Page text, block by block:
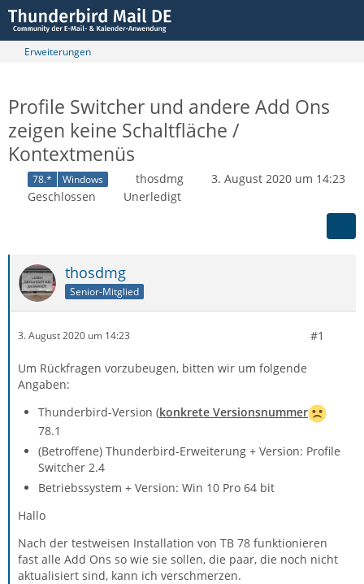
Erweiterungen
Profile Switcher und andere Add Ons
zeigen keine Schaltfläche /
Kontextmenüs
78.* Windows thosdmg
3. August 2020 um 14:23
Geschlossen
Unerledigt
thosdmg
Senior-Mitglied
3. August 2020 um 14:23 #1
Um Rückfragen vorzubeugen, bitten wir um folgende
Angaben:
Thunderbird-Version (konkrete Versionsnummer
78.1
(Betroffene) Thunderbird-Erweiterung + Version: Profile
Switcher 2.4
Betriebssystem + Version: Win 10 Pro 64 bit
Hallo
Nach der testweisen Installation von TB 78 funktionieren
fast alle Add Ons so wie sie sollen, die paar, die noch nicht
aktualisiert sind, kann ich verschmerzen.